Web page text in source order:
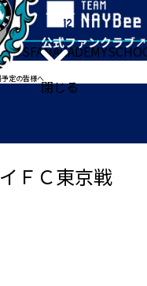
閉じる
FANACADEMY
定の皆様へ
ＦＣ東京戦